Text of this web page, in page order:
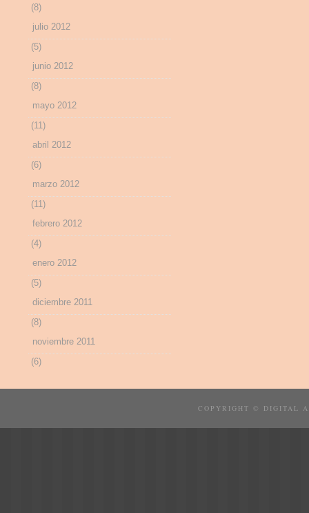
(8)
julio 2012
(5)
junio 2012
(8)
mayo 2012
(11)
abril 2012
(6)
marzo 2012
(11)
febrero 2012
(4)
enero 2012
(5)
diciembre 2011
(8)
noviembre 2011
(6)
COPYRIGHT © DIGITAL